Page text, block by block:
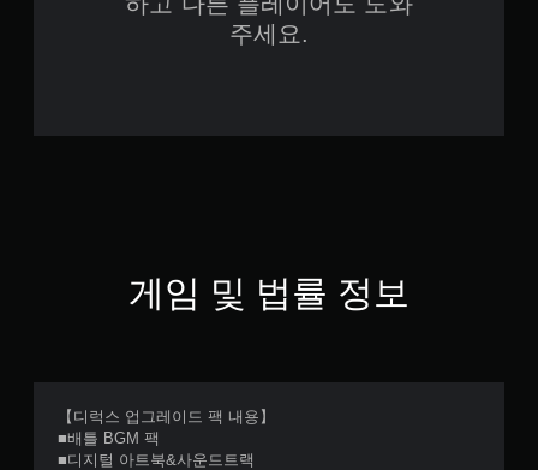
주세요.
게임 및 법률 정보
【디럭스 업그레이드 팩 내용】
■배틀 BGM 팩
■디지털 아트북&사운드트랙